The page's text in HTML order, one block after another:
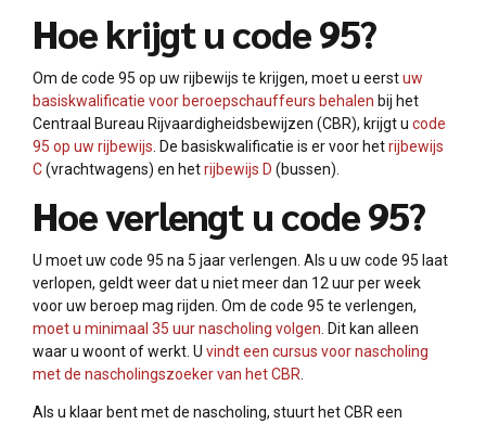
Hoe krijgt u code 95?
Om de code 95 op uw rijbewijs te krijgen, moet u eerstuw
basiskwalificatie voor beroepschauffeurs behalen bij het
Centraal Bureau Rijvaardigheidsbewijzen (CBR), krijgt u code
95 op uw rijbewijs . De basiskwalificatie is er voor hetrijbewijs
C(vrachtwagens) en hetrijbewijs D (bussen).
Hoe verlengt u code 95?
U moet uw code 95 na 5 jaar verlengen. Als u uw code 95 laat
verlopen, geldt weer dat u niet meer dan 12 uur per week
voor uw beroep mag rijden. Om de code 95 te verlengen,
moet u minimaal 35 uur nascholing volgen . Dit kan alleen
waar u woont of werkt. U vindt een cursus voor nascholing
met de nascholingszoeker van het CBR
Als u klaar bent met de nascholing, stuurt het CBR een